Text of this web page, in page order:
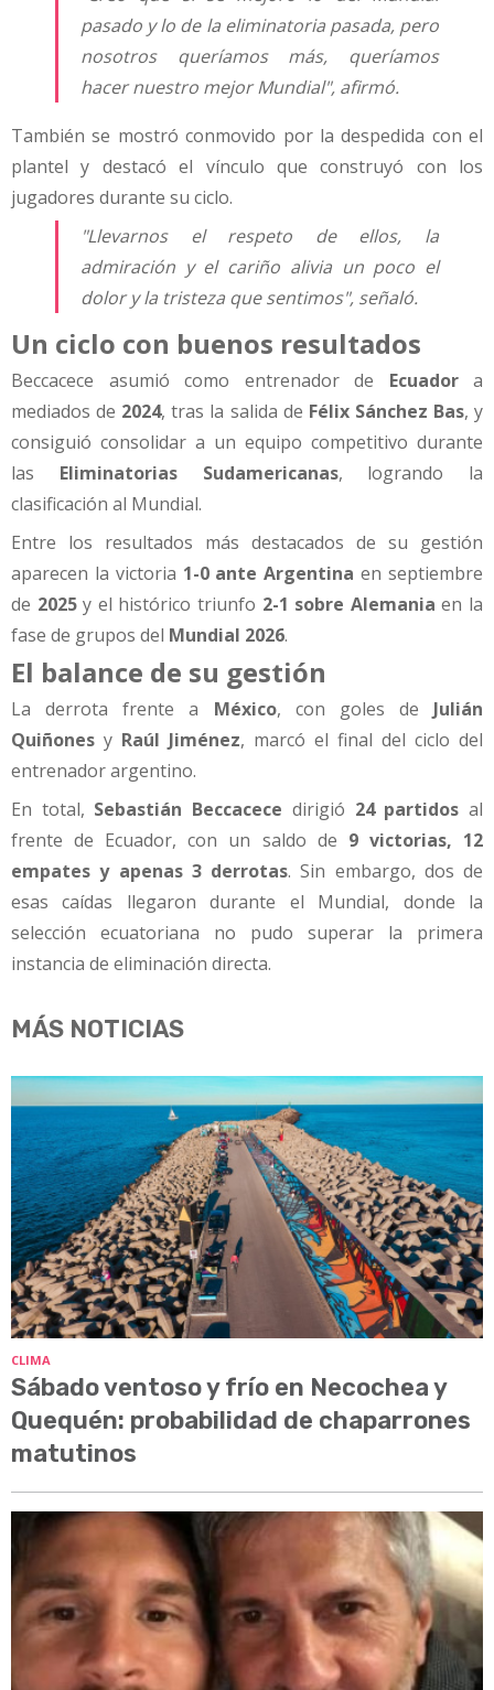
pasado y lo de la eliminatoria pasada, pero
nosotros queríamos más, queríamos
hacer nuestro mejor Mundial", afirmó.
También se mostró conmovido por la despedida con el
plantel y destacó el vínculo que construyó con los
jugadores durante su ciclo.
"Llevarnos el respeto de ellos, la
admiración y el cariño alivia un poco el
dolor y la tristeza que sentimos", señaló.
Un ciclo con buenos resultados
Beccacece asumió como entrenador de Ecuadora
mediados de 2024, tras la salida de Félix Sánchez Bas, y
consiguió consolidar a un equipo competitivo durante
las Eliminatorias Sudamericanas, logrando la
clasificación al Mundial.
Entre los resultados más destacados de su gestión
aparecen la victoria 1-0 ante Argentina en septiembre
de 2025y el histórico triunfo 2-1 sobre Alemania en la
fase de grupos del Mundial 2026.
El balance de su gestión
La derrota frente a México, con goles de Julián
Quiñones y Raúl Jiménez, marcó el final del ciclo del
entrenador argentino.
En total, Sebastián Beccacece dirigió 24 partidos al
frente de Ecuador, con un saldo de 9 victorias, 12
empates y apenas 3 derrotas. Sin embargo, dos de
esas caídas llegaron durante el Mundial, donde la
selección ecuatoriana no pudo superar la primera
instancia de eliminación directa.
MÁS NOTICIAS
CLIMA
Sábado ventoso y frío en Necochea y
Quequén: probabilidad de chaparrones
matutinos